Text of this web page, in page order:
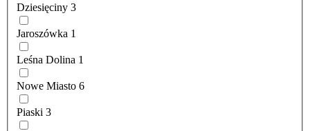
Dziesięciny 3
Jaroszówka 1
Leśna Dolina 1
Nowe Miasto 6
Piaski 3